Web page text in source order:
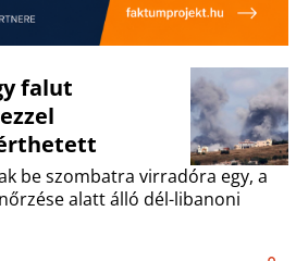
falut
be szombatra virradóra egy, a
alatt álló dél-libanoni